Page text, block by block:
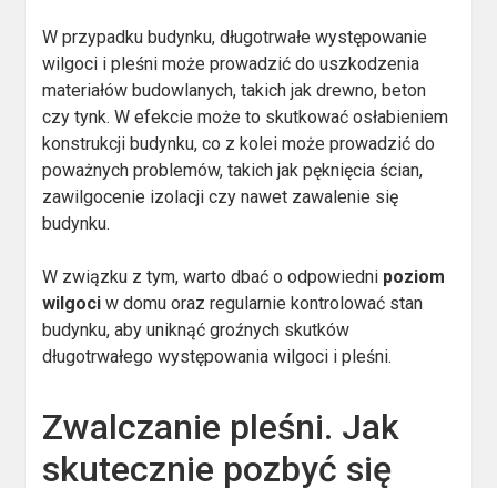
W przypadku budynku, długotrwałe występowanie
wilgoci i pleśni może prowadzić do uszkodzenia
materiałów budowlanych, takich jak drewno, beton
czy tynk. W efekcie może to skutkować osłabieniem
konstrukcji budynku, co z kolei może prowadzić do
poważnych problemów, takich jak pęknięcia ścian,
zawilgocenie izolacji czy nawet zawalenie się
budynku.
W związku z tym, warto dbać o odpowiedni poziom
wilgoci w domu oraz regularnie kontrolować stan
budynku, aby uniknąć groźnych skutków
długotrwałego występowania wilgoci i pleśni.
Zwalczanie pleśni. Jak
skutecznie pozbyć się